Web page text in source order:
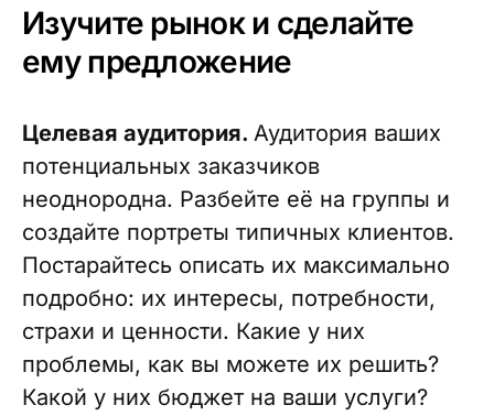
Изучите рынок и сделайте
ему предложение
Целевая аудитория. Аудитория ваших
потенциальных заказчиков
неоднородна. Разбейте её на группы и
создайте портреты типичных клиентов.
Постарайтесь описать их максимально
подробно: их интересы, потребности,
страхи и ценности. Какие у них
проблемы, как вы можете их решить?
Какой у них бюджет на ваши услуги?